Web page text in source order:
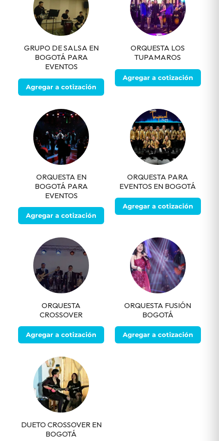
GRUPO DE SALSA EN
BOGOTÁ PARA
EVENTOS
Agregar a cotización
ORQUESTA LOS
TUPAMAROS
Agregar a cotización
ORQUESTA EN
BOGOTÁ PARA
EVENTOS
Agregar a cotización
ORQUESTA PARA
EVENTOS EN BOGOTÁ
Agregar a cotización
ORQUESTA
CROSSOVER
Agregar a cotización
ORQUESTA FUSIÓN
BOGOTÁ
Agregar a cotización
DUETO CROSSOVER EN
BOGOTÁ